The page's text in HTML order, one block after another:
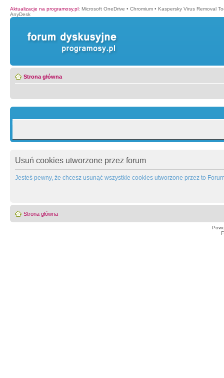
Aktualizacje na programosy.pl: Microsoft OneDrive • Chromium • Kaspersky Virus Removal
AnyDesk
Strona główna
Usuń cookies utworzone przez forum
Jesteś pewny, że chcesz usunąć wszystkie cookies utworzone przez to
Strona główna